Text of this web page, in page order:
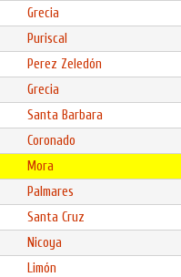
Grecia
Puriscal
Perez Zeledón
Grecia
Santa Barbara
Coronado
Mora
Palmares
Santa Cruz
Nicoya
Limón